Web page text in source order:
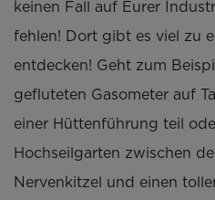
keinen Fall auf Eurer
fehlen! Dort gibt es viel zu
entdecken! Geht zum
gefluteten Gasometer auf
einer Hüttenführung teil
Hochseilgarten zwischen
Nervenkitzel und einen